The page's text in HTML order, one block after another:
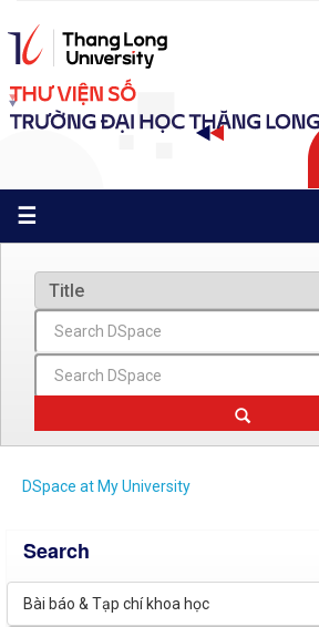
navigation
☰
DSpace at My University
Search